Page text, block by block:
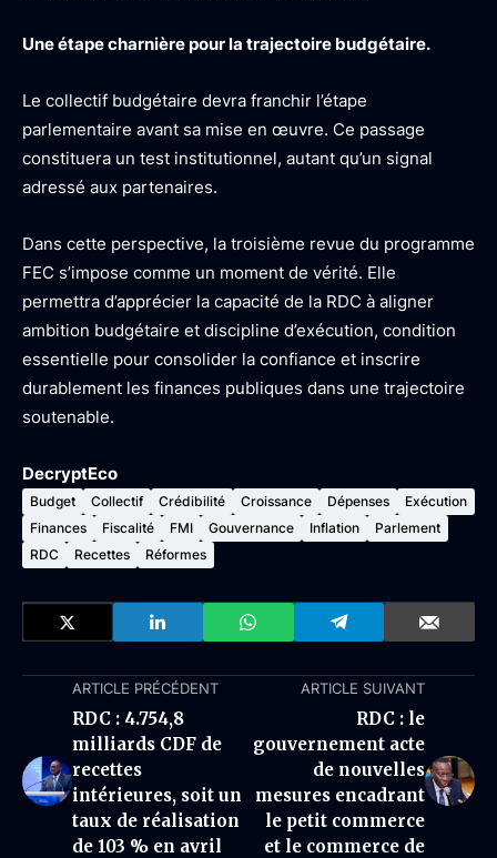
Une étape charnière pour la trajectoire budgétaire.
Le collectif budgétaire devra franchir l’étape
parlementaire avant sa mise en œuvre. Ce passage
constituera un test institutionnel, autant qu’un signal
adressé aux partenaires.
Dans cette perspective, la troisième revue du programme
FEC s’impose comme un moment de vérité. Elle
permettra d’apprécier la capacité de la RDC à aligner
ambition budgétaire et discipline d’exécution, condition
essentielle pour consolider la confiance et inscrire
durablement les finances publiques dans une trajectoire
soutenable.
DecryptEco
Budget Collectif Crédibilité Croissance Dépenses
Exécution
Finances
Fiscalité FMI Gouvernance Inflation
Parlement
RDC
Recettes Réformes
ARTICLE PRÉCÉDENT
RDC : 4.754,8
milliards CDF de
recettes
intérieures, soit un
taux de réalisation
de 103 % en avril
ARTICLE SUIVANT
RDC : le
gouvernement acte
de nouvelles
mesures encadrant
le petit commerce
et le commerce de